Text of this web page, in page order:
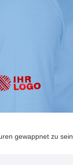
gewappnet zu sein.